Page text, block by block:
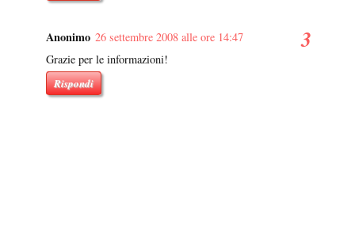
Anonimo 26 settembre 2008 alle ore 14:47
Grazie per le informazioni!
Rispondi